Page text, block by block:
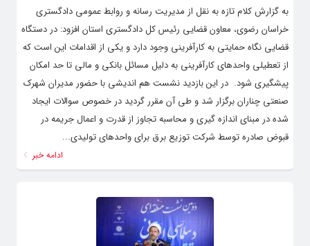
به گزارش کلام تازه به نقل از مدیریت رسانه و روابط عمومی دادگستری
خراسان رضوی، معاون قضایی رئیس کل دادگستری استان افزود: در دستگاه
قضایی نگاه حمایتی به کارآفرینی وجود دارد و یکی از اقدامات این است که
از تعطیلی واحدهای کارآفرینی به دلیل مسائل بانکی و مالی تا حد امکان
پیشگیری شود. ‌ در این بازدید نشست هم اندیشی با حضور مدیران شهرک
صنعتی چناران برگزار شد و طی آن مقرر گردید در خصوص سوالات ایجاد
شده در مبنای اندازه گیری و محاسبه تجاوز از قدرت و اعمال جریمه در
قبوض صادره توسط شرکت توزیع برق برای واحدهای تولیدی...
ادامه خبر